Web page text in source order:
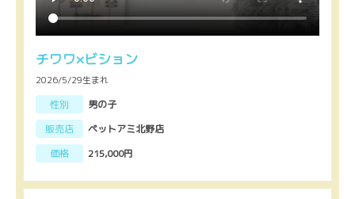
チワワ×ビション
2026/5/29生まれ
性別
男の子
販売店
ペットアミ北野店
価格
215,000円